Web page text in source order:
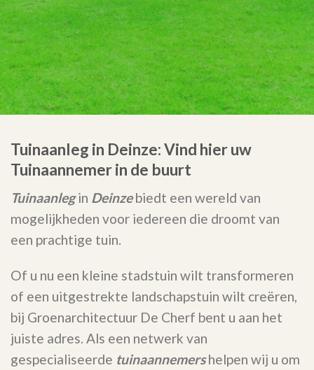
Tuinaanleg in Deinze: Vind hier uw
Tuinaannemer in de buurt
Tuinaanlegin Deinzebiedt een wereld van
mogelijkheden voor iedereen die droomt van
een prachtige tuin.
Of u nu een kleine stadstuin wilt transformeren
of een uitgestrekte landschapstuin wilt creëren,
bij Groenarchitectuur De Cherf bent u aan het
juiste adres. Als een netwerk van
gespecialiseerde tuinaannemershelpen wij u om